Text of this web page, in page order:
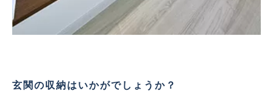
玄関の収納はいかがでしょうか？